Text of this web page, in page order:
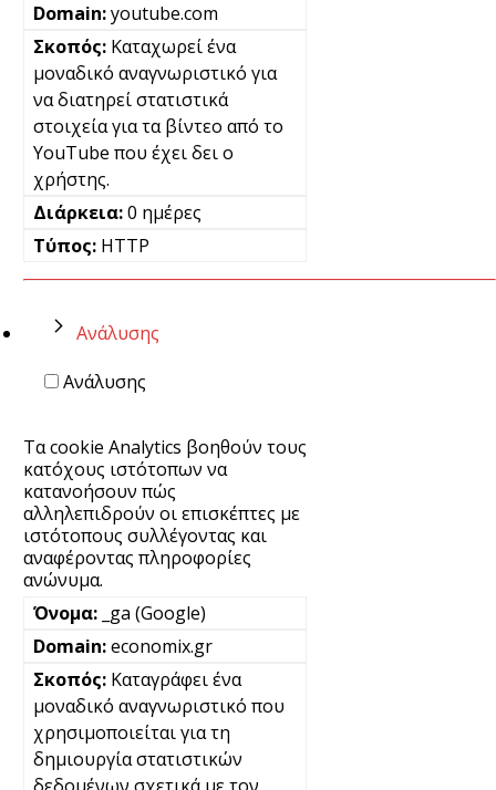
youtube.com
Καταχωρεί ένα
μοναδικό αναγνωριστικό για
να διατηρεί στατιστικά
στοιχεία για τα βίντεο από το
YouTube που έχει δει ο
χρήστης.
0 ημέρες
HTTP
Ανάλυσης
Ανάλυσης
Τα cookie Analytics βοηθούν τους
κατόχους ιστότοπων να
κατανοήσουν πώς
αλληλεπιδρούν οι επισκέπτες με
ιστότοπους συλλέγοντας και
αναφέροντας πληροφορίες
ανώνυμα.
_ga (Google)
economix.gr
Καταγράφει ένα
μοναδικό αναγνωριστικό που
χρησιμοποιείται για τη
δημιουργία στατιστικών
δεδομένων σχετικά με τον